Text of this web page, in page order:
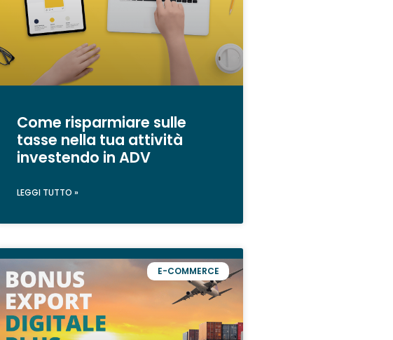
Come risparmiare sulle
tasse nella tua attività
investendo in ADV
LEGGI TUTTO »
E-COMMERCE